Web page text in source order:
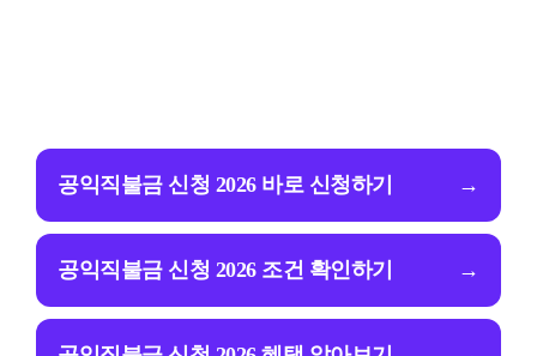
공익직불금 신청 2026 바로 신청하기 →
공익직불금 신청 2026 조건 확인하기 →